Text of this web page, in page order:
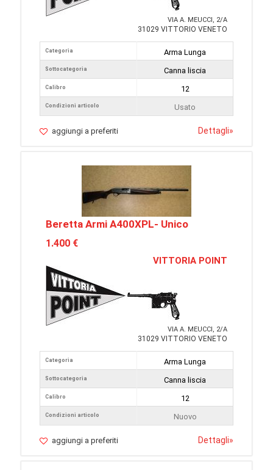
VIA A. MEUCCI, 2/A
31029 VITTORIO VENETO
Categoria
Sottocategoria
Calibro
Condizioni articolo
Arma Lunga
Canna liscia
12
Usato
aggiungi a preferiti Dettagli»
Beretta Armi A400XPL- Unico
1.400 €
VITTORIA POINT
VIA A. MEUCCI, 2/A
31029 VITTORIO VENETO
Categoria
Sottocategoria
Calibro
Condizioni articolo
Arma Lunga
Canna liscia
12
Nuovo
aggiungi a preferiti Dettagli»